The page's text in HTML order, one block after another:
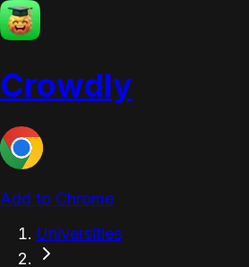
Crowdly
Add to Chrome
Universities